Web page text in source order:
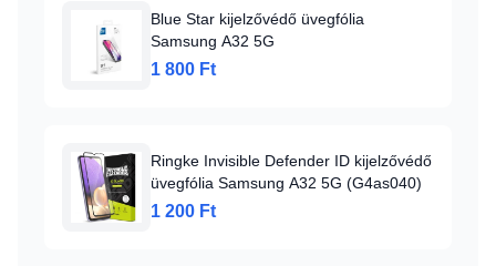
Blue Star kijelzővédő üvegfólia
Samsung A32 5G
1 800 Ft
Ringke Invisible Defender ID kijelzővédő
üvegfólia Samsung A32 5G (G4as040)
1 200 Ft